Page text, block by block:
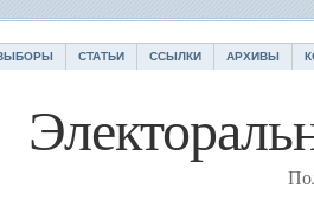
СТАТЬИ ССЫЛКИ АРХИВЫ